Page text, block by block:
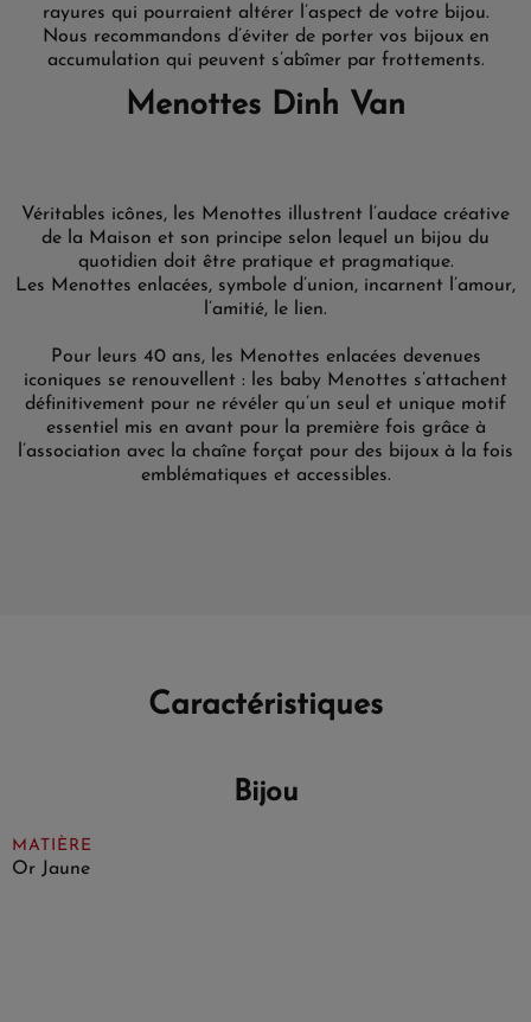
rayures qui pourraient altérer l’aspect de votre bijou.
Nous recommandons d’éviter de porter vos bijoux en
accumulation qui peuvent s’abîmer par frottements.
Menottes Dinh Van
Véritables icônes, les Menottes illustrent l’audace créative
de la Maison et son principe selon lequel un bijou du
quotidien doit être pratique et pragmatique.
Les Menottes enlacées, symbole d’union, incarnent l’amour,
l’amitié, le lien.
Pour leurs 40 ans, les Menottes enlacées devenues
iconiques se renouvellent : les baby Menottes s’attachent
définitivement pour ne révéler qu’un seul et unique motif
essentiel mis en avant pour la première fois grâce à
l’association avec la chaîne forçat pour des bijoux à la fois
emblématiques et accessibles.
Caractéristiques
Bijou
MATIÈRE
Or Jaune